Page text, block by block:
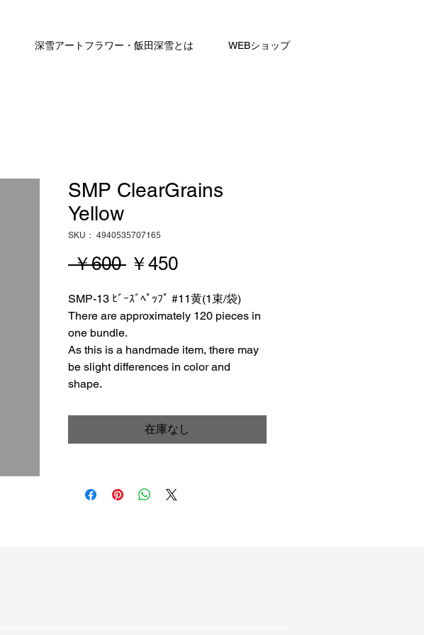
深雪アートフラワー・飯田深雪とは WEBショップ
SMP ClearGrains
Yellow
SKU： 4940535707165
￥600 通
常
価
格
￥450セ
ー
ル
格
SMP-13 ﾋﾞｰｽﾞﾍﾟｯﾌﾟ #11黄(1束/袋)
There are approximately 120 pieces in
one bundle.
As this is a handmade item, there may
be slight differences in color and
shape.
在庫なし